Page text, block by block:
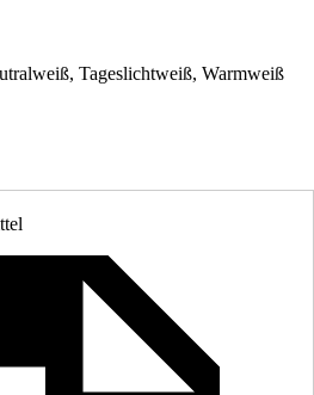
Tageslichtweiß, Warmweiß